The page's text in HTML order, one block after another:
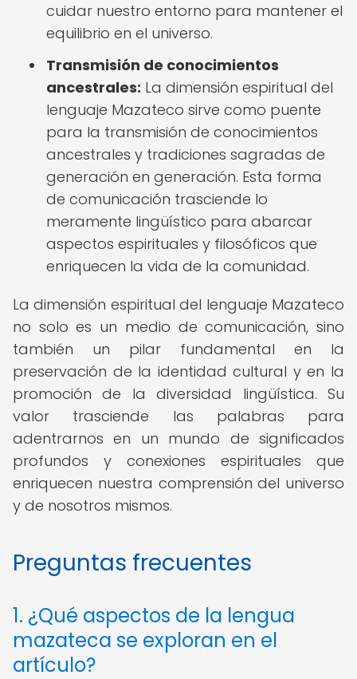
cuidar nuestro entorno para mantener el
equilibrio en el universo.
Transmisión de conocimientos
ancestrales: La dimensión espiritual del
lenguaje Mazateco sirve como puente
para la transmisión de conocimientos
ancestrales y tradiciones sagradas de
generación en generación. Esta forma
de comunicación trasciende lo
meramente lingüístico para abarcar
aspectos espirituales y filosóficos que
enriquecen la vida de la comunidad.
La dimensión espiritual del lenguaje Mazateco
no solo es un medio de comunicación, sino
también un pilar fundamental en la
preservación de la identidad cultural y en la
promoción de la diversidad lingüística. Su
valor trasciende las palabras para
adentrarnos en un mundo de significados
profundos y conexiones espirituales que
enriquecen nuestra comprensión del universo
y de nosotros mismos.
Preguntas frecuentes
1. ¿Qué aspectos de la lengua
mazateca se exploran en el
artículo?